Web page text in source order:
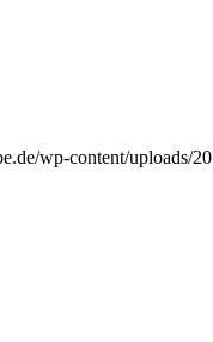
wp-content/uploads/